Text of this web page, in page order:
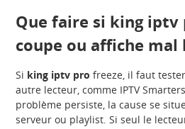
Que faire si king iptv
coupe ou affiche mal
Si king iptv pro freeze, il faut
autre lecteur, comme IPTV
problème persiste, la cause se
serveur ou playlist. Si seul le